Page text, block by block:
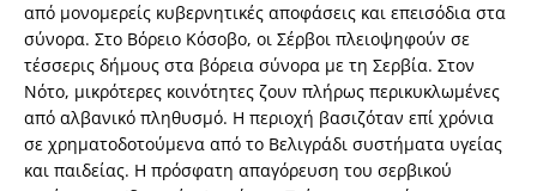
από μονομερείς κυβερνητικές αποφάσεις και επεισόδια στα
σύνορα. Στο Βόρειο Κόσοβο, οι Σέρβοι πλειοψηφούν σε
τέσσερις δήμους στα βόρεια σύνορα με τη Σερβία. Στον
Νότο, μικρότερες κοινότητες ζουν πλήρως περικυκλωμένες
από αλβανικό πληθυσμό. Η περιοχή βασιζόταν επί χρόνια
σε χρηματοδοτούμενα από το Βελιγράδι συστήματα υγείας
και παιδείας. Η πρόσφατη απαγόρευση του σερβικού